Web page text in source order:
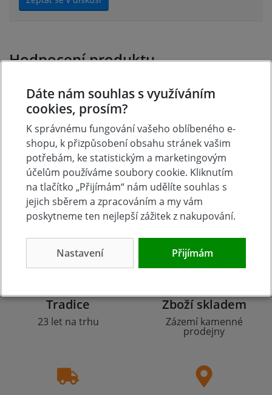
Hodnocení produktu
Přidejte vlastní hodnocení produktu a pomožte tak
dalším nakupujícím.
Hodnoťte.
Přidat vlastní hodnocení
Tradice
23 let na trhu
Zboží skladem
Zázemí kamenné
prodejny
Dáte nám souhlas s využíváním
cookies, prosím?
K správnému fungování vašeho oblíbeného e-
shopu, k přizpůsobení obsahu stránek vašim
potřebám, ke statistickým a marketingovým
účelům používáme soubory cookie. Kliknutím
na tlačítko „Přijímám“ nám udělíte souhlas s
jejich sběrem a zpracováním a my vám
poskytneme ten nejlepší zážitek z nakupování.
Nastavení Přijímám